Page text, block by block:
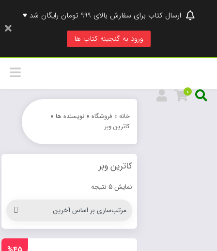
ارسال کتاب برای سفارش بالای 999 تومان رایگان شد ♥
ورود به گنجینه کتاب ها
خانه» فروشگاه» نویسنده ها »
کاترین وبر
کاترین وبر
نمایش 5 نتیجه